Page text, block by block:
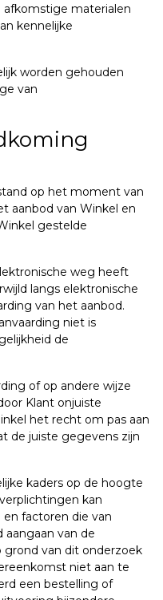
afkomstige materialen
kennelijke
worden gehouden
van
op het moment van
aanbod van Winkel en
gestelde
weg heeft
langs elektronische
van het aanbod.
niet is
de
of op andere wijze
Klant onjuiste
het recht om pas aan
de juiste gegevens zijn
kaders op de hoogte
kan
factoren die van
aangaan van de
grond van dit onderzoek
niet aan te
een bestelling of